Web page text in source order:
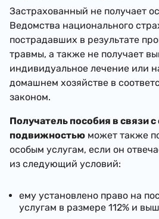
Застрахованный не получает
Ведомства национального
пострадавших в результате
травмы, а также не получает
индивидуальное лечение или
домашнем хозяйстве в
законом.
Получатель пособия в связи
подвижностью может также
особым услугам, если он
из следующий условий:
ему установлено право на
услугам в размере 112% и